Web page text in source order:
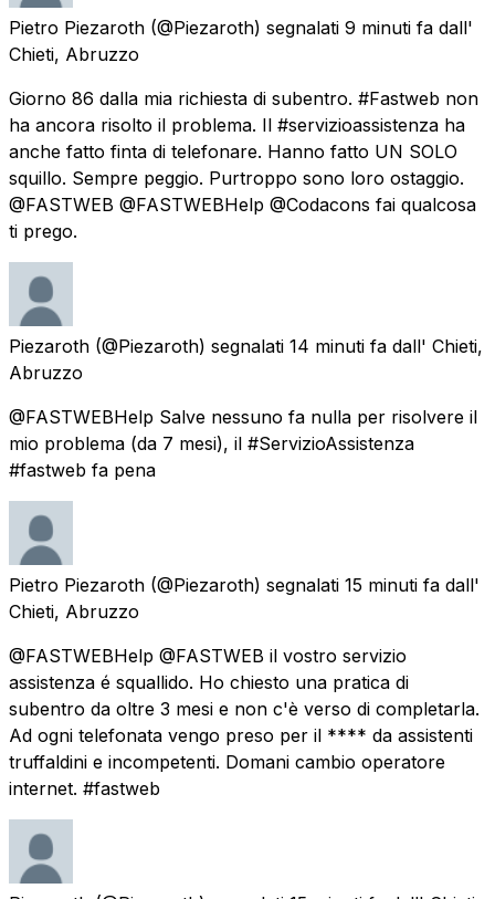
Pietro Piezaroth (@Piezaroth) segnalati 9 minuti fa dall'
Chieti, Abruzzo
Giorno 86 dalla mia richiesta di subentro. #Fastweb non
ha ancora risolto il problema. Il #servizioassistenza ha
anche fatto finta di telefonare. Hanno fatto UN SOLO
squillo. Sempre peggio. Purtroppo sono loro ostaggio.
@FASTWEB @FASTWEBHelp @Codacons fai qualcosa
ti prego.
Piezaroth (@Piezaroth) segnalati 14 minuti fa dall' Chieti,
Abruzzo
@FASTWEBHelp Salve nessuno fa nulla per risolvere il
mio problema (da 7 mesi), il #ServizioAssistenza
#fastweb fa pena
Pietro Piezaroth (@Piezaroth) segnalati 15 minuti fa dall'
Chieti, Abruzzo
@FASTWEBHelp @FASTWEB il vostro servizio
assistenza é squallido. Ho chiesto una pratica di
subentro da oltre 3 mesi e non c'è verso di completarla.
Ad ogni telefonata vengo preso per il **** da assistenti
truffaldini e incompetenti. Domani cambio operatore
internet. #fastweb